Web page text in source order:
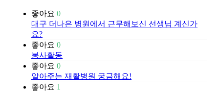
좋아요 0
대구 더나은 병원에서 근무해보신 선생님 계신가
요?
좋아요 0
봉사활동
좋아요 0
알아주는 재활병원 궁금해요!
좋아요 1